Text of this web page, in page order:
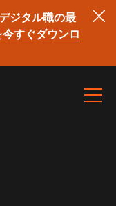
ジタル職の最
すぐダウンロ